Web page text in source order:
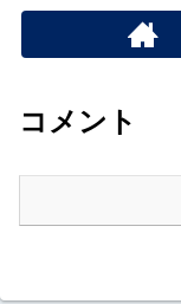
コメント